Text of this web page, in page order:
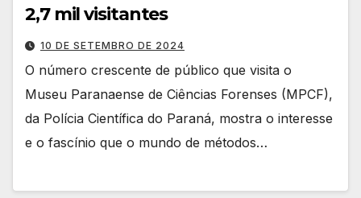
2,7 mil visitantes
10 DE SETEMBRO DE 2024
O número crescente de público que visita o
Museu Paranaense de Ciências Forenses (MPCF),
da Polícia Científica do Paraná, mostra o interesse
e o fascínio que o mundo de métodos…